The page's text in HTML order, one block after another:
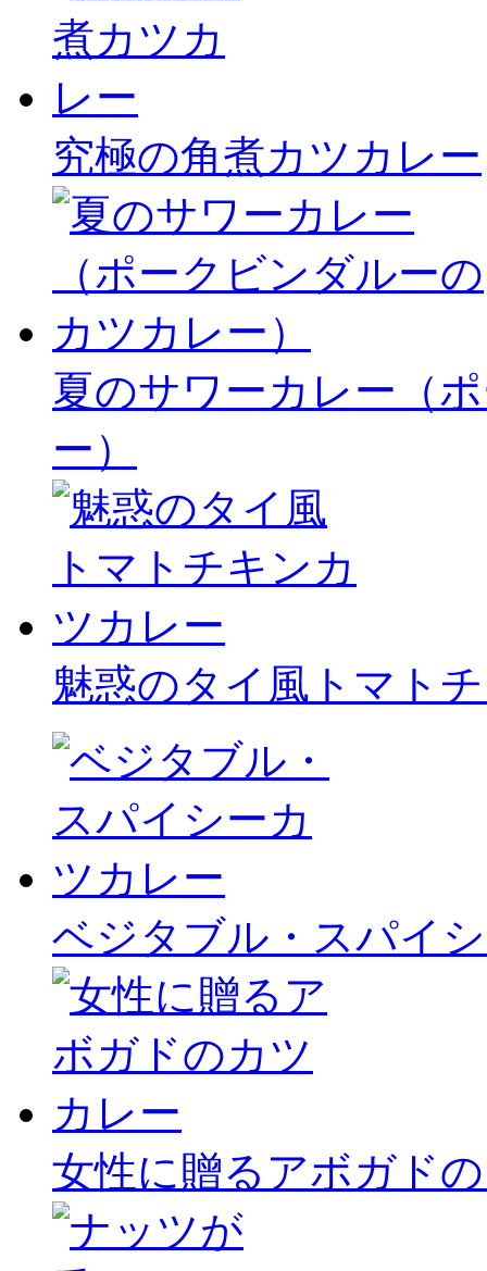
究極の角煮カツカレー
夏のサワーカレー（
ー）
魅惑のタイ風トマト
ベジタブル・スパイ
女性に贈るアボガド